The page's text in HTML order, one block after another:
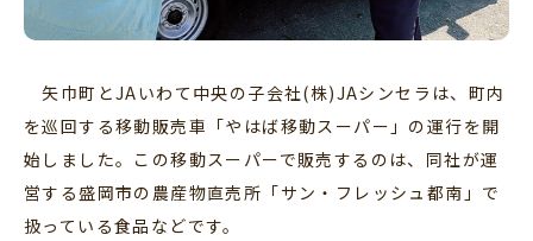
矢巾町とJAいわて中央の子会社(株)JAシンセラは、町内
を巡回する移動販売車「やはば移動スーパー」の運行を開
始しました。この移動スーパーで販売するのは、同社が運
営する盛岡市の農産物直売所「サン・フレッシュ都南」で
扱っている食品などです。